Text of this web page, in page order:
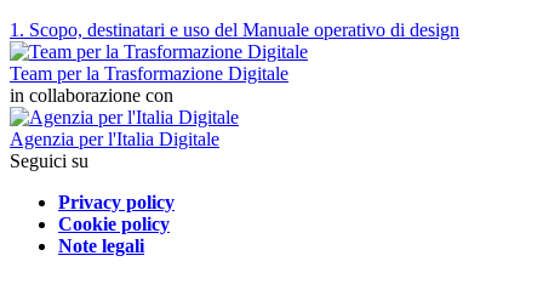
1. Scopo, destinatari e uso del Manuale operativo di design
Team per la Trasformazione Digitale
in collaborazione con
Agenzia per l'Italia Digitale
Seguici su
Privacy policy
Cookie policy
Note legali